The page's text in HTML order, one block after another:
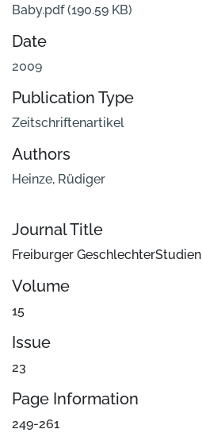
Baby.pdf(190.59 KB)
Date
2009
Publication Type
Zeitschriftenartikel
Authors
Heinze, Rüdiger
Journal Title
Freiburger GeschlechterStudien
Volume
15
Issue
23
Page Information
249-261